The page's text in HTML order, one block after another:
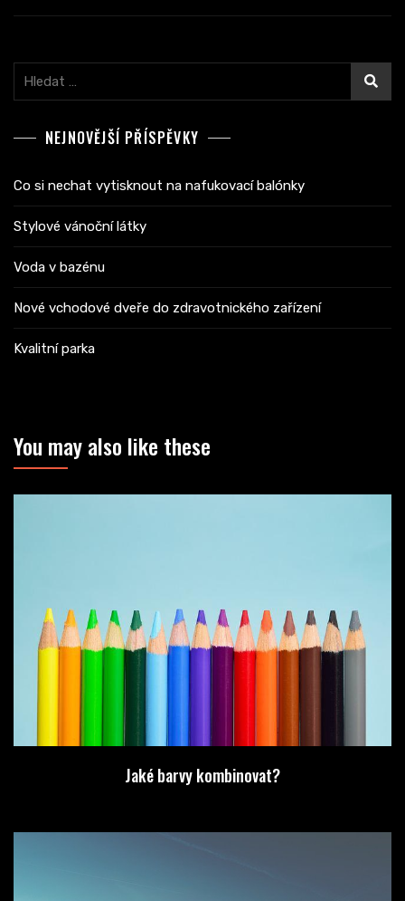
Vyhledávání
NEJNOVĚJŠÍ PŘÍSPĚVKY
Co si nechat vytisknout na nafukovací balónky
Stylové vánoční látky
Voda v bazénu
Nové vchodové dveře do zdravotnického zařízení
Kvalitní parka
You may also like these
Jaké barvy kombinovat?